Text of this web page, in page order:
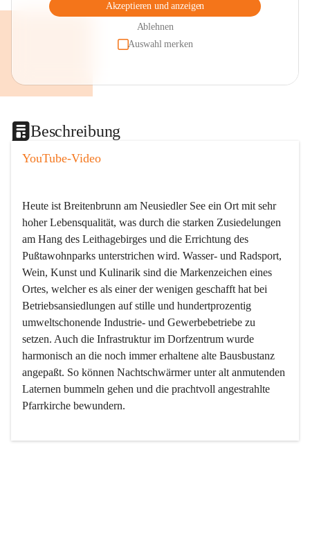
Akzeptieren und anzeigen
Ablehnen
Auswahl merken
Beschreibung
YouTube-Video
Heute ist Breitenbrunn am Neusiedler See ein Ort mit sehr
hoher Lebensqualität, was durch die starken Zusiedelungen
am Hang des Leithagebirges und die Errichtung des
Pußtawohnparks unterstrichen wird. Wasser- und Radsport,
Wein, Kunst und Kulinarik sind die Markenzeichen eines
Ortes, welcher es als einer der wenigen geschafft hat bei
Betriebsansiedlungen auf stille und hundertprozentig
umweltschonende Industrie- und Gewerbebetriebe zu
setzen. Auch die Infrastruktur im Dorfzentrum wurde
harmonisch an die noch immer erhaltene alte Bausbustanz
angepaßt. So können Nachtschwärmer unter alt anmutenden
Laternen bummeln gehen und die prachtvoll angestrahlte
Pfarrkirche bewundern.
Der Weinbau dominert heute nicht mehr, ist aber integrativer